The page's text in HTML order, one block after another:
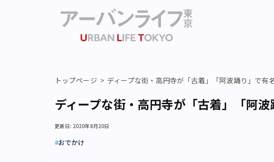
トップページ ディープな街・高円寺が「古着」「阿波踊り」で有
ディープな街・高円寺が「古着」「阿
更新日: 2020年8月20日
おでかけ